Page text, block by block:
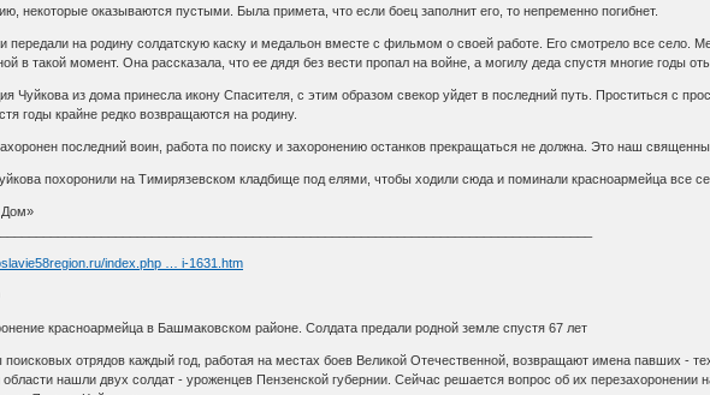
некоторые оказываются пустыми. Была примета, что если боец заполнит его, то непременно погибнет.
передали на родину солдатскую каску и медальон вместе с фильмом о своей работе. Его смотрело все село.
в такой момент. Она рассказала, что ее дядя без вести пропал на войне, а могилу деда спустя многие годы
Чуйкова из дома принесла икону Спасителя, с этим образом свекор уйдет в последний путь. Проститься с
годы крайне редко возвращаются на родину.
последний воин, работа по поиску и захоронению останков прекращаться не должна. Это наш
похоронили на Тимирязевском кладбище под елями, чтобы ходили сюда и поминали красноармейца все
index.php … i-1631.htm
красноармейца в Башмаковском районе. Солдата предали родной земле спустя 67 лет
поисковых отрядов каждый год, работая на местах боев Великой Отечественной, возвращают имена павших -
области нашли двух солдат - уроженцев Пензенской губернии. Сейчас решается вопрос об их